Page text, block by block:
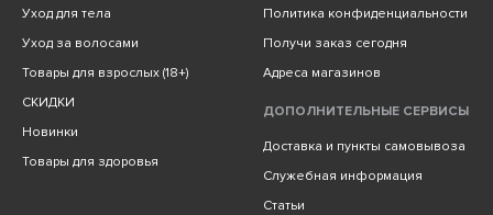
Уход для тела
Уход за волосами
Товары для взрослых (18+)
СКИДКИ
Новинки
Товары для здоровья
Политика конфиденциальности
Получи заказ сегодня
Адреса магазинов
ДОПОЛНИТЕЛЬНЫЕ СЕРВИСЫ
Доставка и пункты самовывоза
Служебная информация
Статьи